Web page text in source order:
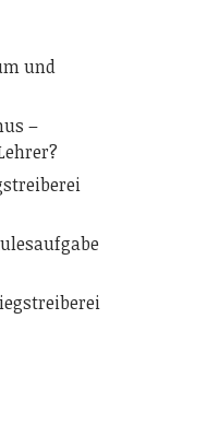
und
–